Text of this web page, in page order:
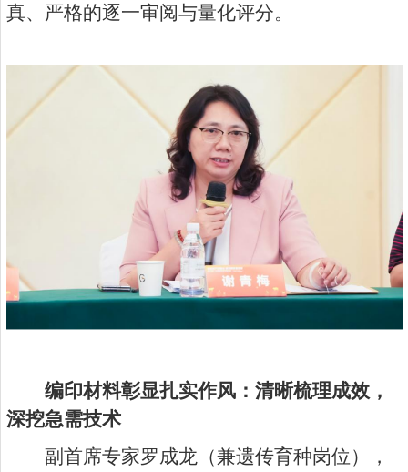
真、严格的逐一审阅与量化评分。
编印材料彰显扎实作风：清晰梳理成效，
深挖急需技术
副首席专家罗成龙（兼遗传育种岗位），